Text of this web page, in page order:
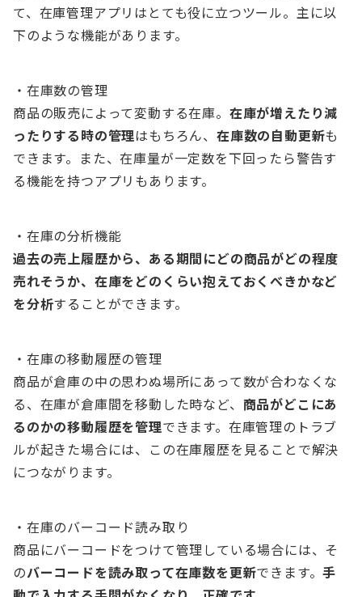
て、在庫管理アプリはとても役に立つツール。主に以
下のような機能があります。
・在庫数の管理
商品の販売によって変動する在庫。 在庫が増えたり減
ったりする時の管理はもちろん、在庫数の自動更新も
できます。また、在庫量が一定数を下回ったら警告す
る機能を持つアプリもあります。
・在庫の分析機能
過去の売上履歴から、ある期間にどの商品がどの程度
売れそうか、在庫をどのくらい抱えておくべきかなど
を分析することができます。
・在庫の移動履歴の管理
商品が倉庫の中の思わぬ場所にあって数が合わなくな
る、在庫が倉庫間を移動した時など、 商品がどこにあ
るのかの移動履歴を管理できます。在庫管理のトラブ
ルが起きた場合には、この在庫履歴を見ることで解決
につながります。
・在庫のバーコード読み取り
商品にバーコードをつけて管理している場合には、そ
のバーコードを読み取って在庫数を更新できます。手